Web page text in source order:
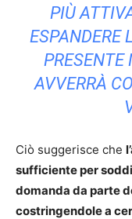
PIÙ
ESPANDERE
PRESENTE
AVVERRÀ
Ciò suggerisce che
sufficiente per
domanda da parte
costringendole a